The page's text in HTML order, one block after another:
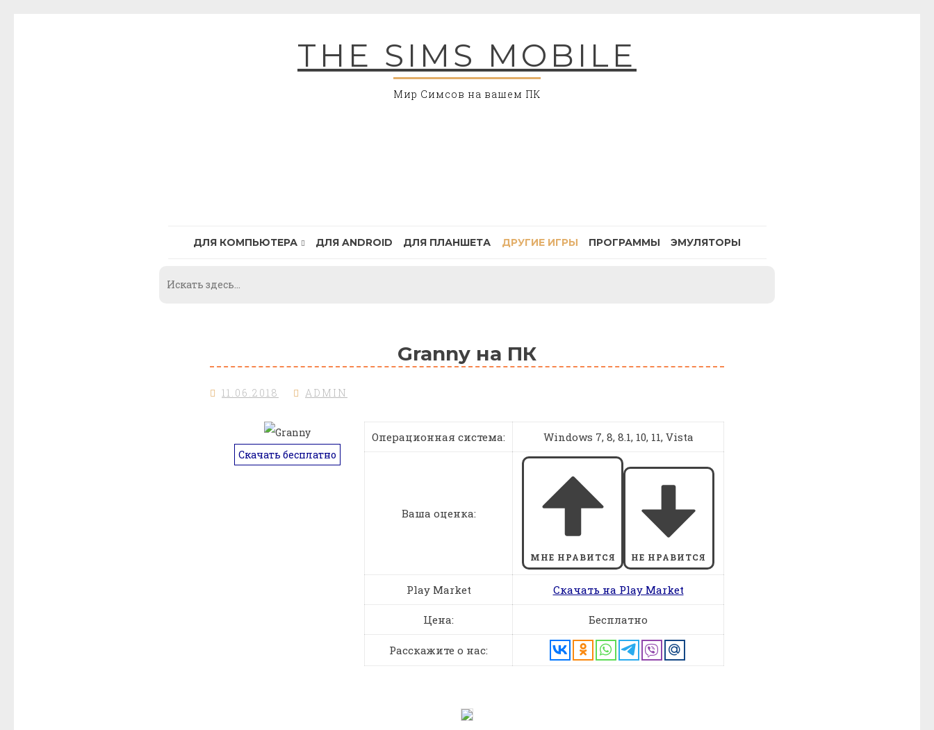
THE SIMS MOBILE
Мир Симсов на вашем ПК
ДЛЯ КОМПЬЮТЕРА ДЛЯ ANDROID ДЛЯ ПЛАНШЕТА ДРУГИЕ ИГРЫ ПРОГРАММЫ ЭМУЛЯТОРЫ
Granny на ПК
11.06.2018 ADMIN
Скачать бесплатно
Операционная система: Windows 7, 8, 8.1, 10, 11, Vista
Ваша оценка:
МНЕ НРАВИТСЯ НЕ НРАВИТСЯ
Play Market Скачать на Play Market
Цена: Бесплатно
Расскажите о нас: